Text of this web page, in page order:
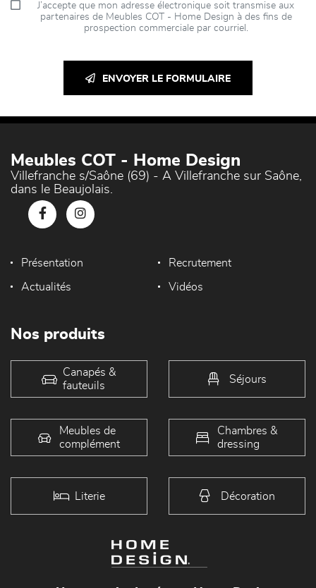
J’accepte que mon adresse électronique soit transmise aux
partenaires de Meubles COT - Home Design à des fins de
prospection commerciale par courriel.
ENVOYER LE FORMULAIRE
Meubles COT - Home Design
Villefranche s/Saône (69) - A Villefranche sur Saône,
dans le Beaujolais.
Présentation Recrutement
Actualités Vidéos
Nos produits
Canapés &
fauteuils
Séjours
Meubles de
complément
Chambres &
dressing
Literie Décoration